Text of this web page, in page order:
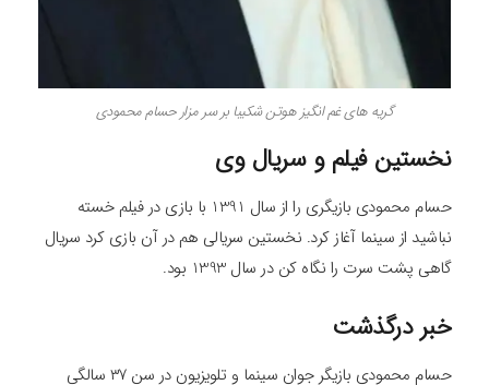
گریه های غم انگیز هوتن شکیبا بر سر مزار حسام محمودی
نخستین فیلم و سریال وی
حسام محمودی بازیگری را از سال 1391 با بازی در فیلم خسته
نباشید از سینما آغاز کرد. نخستین سریالی هم در آن بازی کرد سریال
گاهی پشت سرت را نگاه کن در سال 1393 بود.
خبر درگذشت
حسام محمودی بازیگر جوان سینما و تلویزیون در سن ۳۷ سالگی